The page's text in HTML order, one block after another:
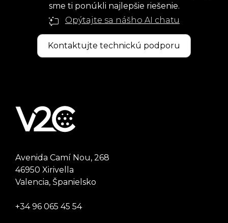
sme ti ponúkli najlepšie riešenie.
Opýtajte sa nášho AI chatu
Kontaktujte technickú podporu
Avenida Camí Nou, 268
46950 Xirivella
Valencia, Španielsko
+34 96 065 45 54